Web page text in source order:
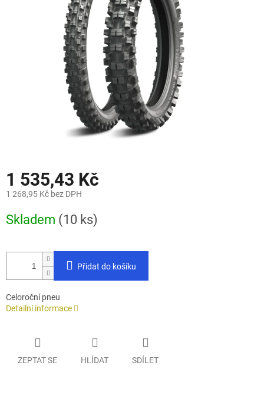
1 535,43 Kč
1 268,95 Kč bez DPH
cena:
Skladem (10 ks)
Přidat do košíku
Celoroční pneu
Detailní informace
ZEPTAT SE HLÍDAT SDÍLET